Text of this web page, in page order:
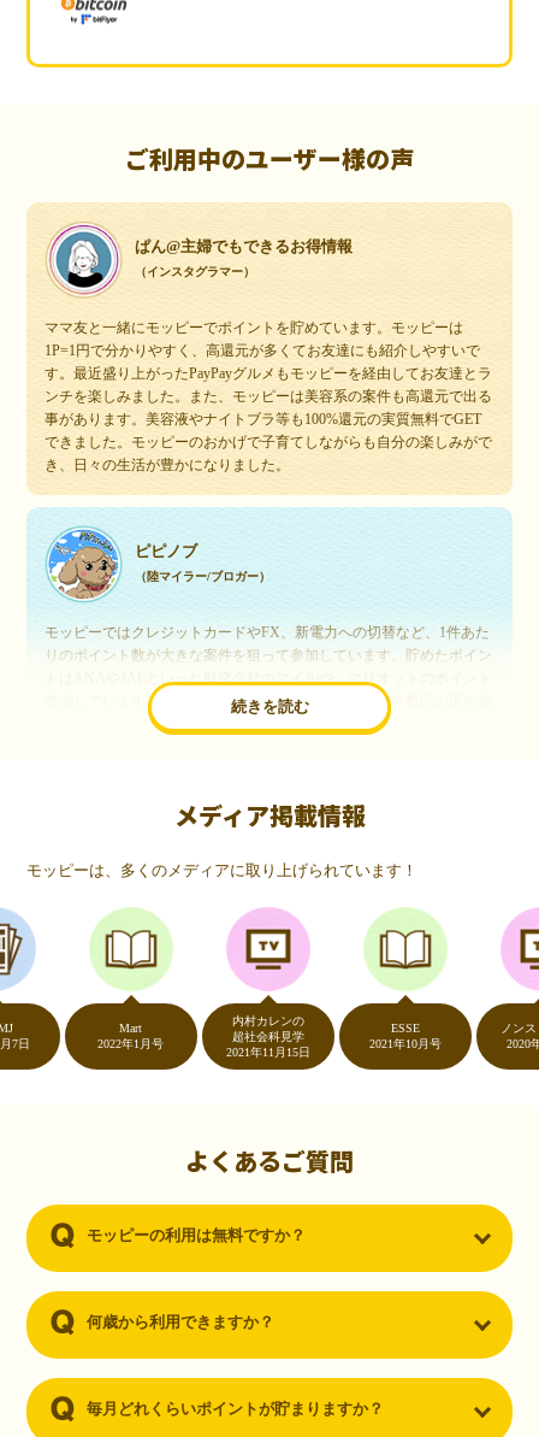
ご利用中のユーザー様の声
ぱん@主婦でもできるお得情報
（インスタグラマー）
ママ友と一緒にモッピーでポイントを貯めています。モッピーは
1P=1円で分かりやすく、高還元が多くてお友達にも紹介しやすいで
す。最近盛り上がったPayPayグルメもモッピーを経由してお友達とラ
ンチを楽しみました。また、モッピーは美容系の案件も高還元で出る
事があります。美容液やナイトブラ等も100%還元の実質無料でGET
できました。モッピーのおかげで子育てしながらも自分の楽しみがで
き、日々の生活が豊かになりました。
続きを読む
ピピノブ
（陸マイラー/ブロガー）
モッピーではクレジットカードやFX、新電力への切替など、1件あた
りのポイント数が大きな案件を狙って参加しています。貯めたポイン
交換しています。このようにすることで、ほぼ無料で年数回の国内旅
行や海外旅行を実現しています。モッピーは陸マイラーや旅行好きに
いつものネットショッピングが、モッピーでお得
（20代・女性）
友達に勧められてモッピーをはじめました。空いた時間にスマホで買
い物をすることが多いのですが、モッピーを経由するだけでショップ
のポイントとモッピーのポイントが二重で貯まることを知り、ビック
リ…！いつものネットショッピングをモッピーを経由するだけでポイ
ントが貯まるなんて…もっと早く教えてほしかった～！貯まったポイ
ントはギフト券に交換して、プチ贅沢を楽しんでます♪
（30代・男性）
ーを知りました。クレジットカードを発行するだけでポイントが貯ま
るならと無料登録して、クレジットカードの発行やアプリダウンロー
メディア掲載情報
モッピーは、多くのメディアに取り上げられています！
2022年1月号
内村カレンの
超社会科見学
2021年11月15日
2021年10月号
ノンストップ
2020年5月7
よくあるご質問
モッピーの利用は無料ですか？
何歳から利用できますか？
毎月どれくらいポイントが貯まりますか？